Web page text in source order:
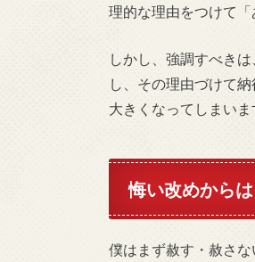
理的な理由をつけて「
しかし、強調すべきは
し、その理由づけて
大きくなってしまいま
悔い改めから
僕はまず赦す・赦さ